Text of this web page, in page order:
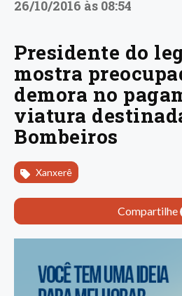
26/10/2016 às 08:54
Presidente do
mostra
demora no
viatura
Bombeiros
Xanxerê
Compartilhe